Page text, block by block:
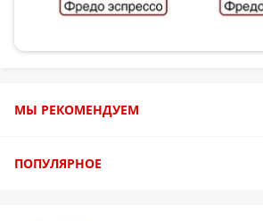
МЫ РЕКОМЕНДУЕМ
ПОПУЛЯРНОЕ